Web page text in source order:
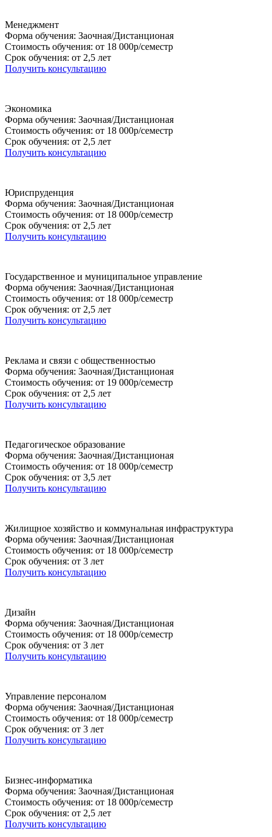
Менеджмент
Форма обучения: Заочная/Дистанционая
Стоимость обучения: от 18 000р/семестр
Срок обучения: от 2,5 лет
Получить консультацию
Экономика
Форма обучения: Заочная/Дистанционая
Стоимость обучения: от 18 000р/семестр
Срок обучения: от 2,5 лет
Получить консультацию
Юриспруденция
Форма обучения: Заочная/Дистанционая
Стоимость обучения: от 18 000р/семестр
Срок обучения: от 2,5 лет
Получить консультацию
Государственное и муниципальное управление
Форма обучения: Заочная/Дистанционая
Стоимость обучения: от 18 000р/семестр
Срок обучения: от 2,5 лет
Получить консультацию
Реклама и связи с общественностью
Форма обучения: Заочная/Дистанционая
Стоимость обучения: от 19 000р/семестр
Срок обучения: от 2,5 лет
Получить консультацию
Педагогическое образование
Форма обучения: Заочная/Дистанционая
Стоимость обучения: от 18 000р/семестр
Срок обучения: от 3,5 лет
Получить консультацию
Жилищное хозяйство и коммунальная инфраструктура
Форма обучения: Заочная/Дистанционая
Стоимость обучения: от 18 000р/семестр
Срок обучения: от 3 лет
Получить консультацию
Дизайн
Форма обучения: Заочная/Дистанционая
Стоимость обучения: от 18 000р/семестр
Срок обучения: от 3 лет
Получить консультацию
Управление персоналом
Форма обучения: Заочная/Дистанционая
Стоимость обучения: от 18 000р/семестр
Срок обучения: от 3 лет
Получить консультацию
Бизнес-информатика
Форма обучения: Заочная/Дистанционая
Стоимость обучения: от 18 000р/семестр
Срок обучения: от 2,5 лет
Получить консультацию